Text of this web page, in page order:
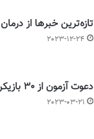
تازه‌ترین خبرها از درمان ۲ ملی‌پوش فوتبال زنان
2023-12-24
دعوت آزمون از 30 بازیکن به اردوی تیم ملی
2023-03-21